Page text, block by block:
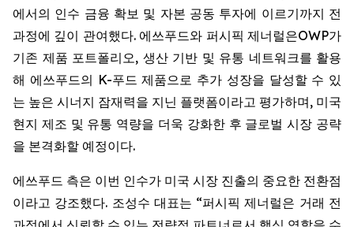
에서의 인수 금융 확보 및 자본 공동 투자에 이르기까지 전
과정에 깊이 관여했다. 에쓰푸드와 퍼시픽 제너럴은OWP가
기존 제품 포트폴리오, 생산 기반 및 유통 네트워크를 활용
해 에쓰푸드의 K-푸드 제품으로 추가 성장을 달성할 수 있
는 높은 시너지 잠재력을 지닌 플랫폼이라고 평가하며, 미국
현지 제조 및 유통 역량을 더욱 강화한 후 글로벌 시장 공략
을 본격화할 예정이다.
에쓰푸드 측은 이번 인수가 미국 시장 진출의 중요한 전환점
이라고 강조했다. 조성수 대표는 “퍼시픽 제너럴은 거래 전